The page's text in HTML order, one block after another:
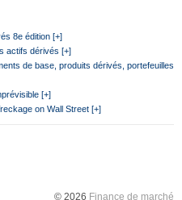
8e édition [+]
actifs dérivés [+]
de base, produits dérivés, portefeuilles
[+]
on Wall Street [+]
© 2026 Finance de marché